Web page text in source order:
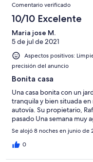
Comentario verificado
10/10 Excelente
Maria jose M.
5 de jul de 2021
Aspectos positivos:
precisión del anuncio
Bonita casa
Una casa bonita con un
tranquila y bien situada en
autovía. Su propietario,
pasado Una semana muy
Se alojó 8 noches en junio de
0